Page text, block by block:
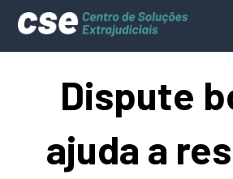
Dispute
ajuda a